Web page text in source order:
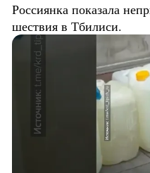
Россиянка показала
шествия в Тбилиси.